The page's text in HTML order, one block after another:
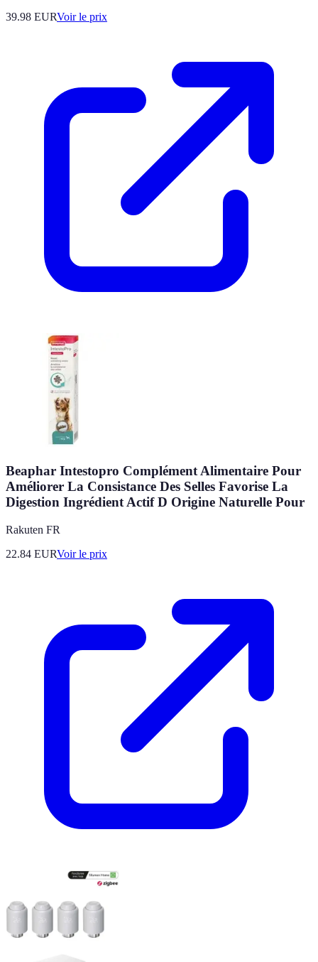
39.98 EURVoir le prix
Beaphar Intestopro Complément Alimentaire Pour
Améliorer La Consistance Des Selles Favorise La
Digestion Ingrédient Actif D Origine Naturelle Pour
Rakuten FR
22.84 EURVoir le prix